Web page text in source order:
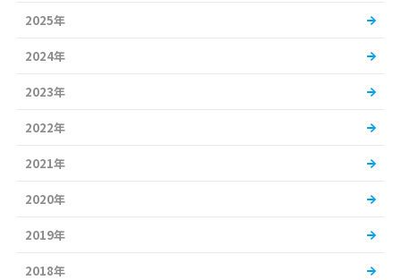
2025年
2024年
2023年
2022年
2021年
2020年
2019年
2018年